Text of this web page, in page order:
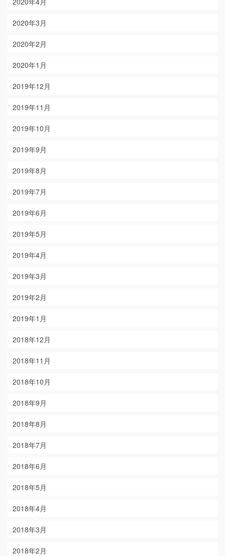
2020年3月
2020年2月
2020年1月
2019年12月
2019年11月
2019年10月
2019年9月
2019年8月
2019年7月
2019年6月
2019年5月
2019年4月
2019年3月
2019年2月
2019年1月
2018年12月
2018年11月
2018年10月
2018年9月
2018年8月
2018年7月
2018年6月
2018年5月
2018年4月
2018年3月
2018年2月